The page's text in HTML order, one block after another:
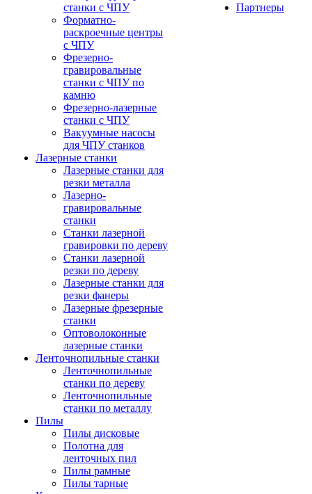
станки с ЧПУ
Форматно-
раскроечные центры
с ЧПУ
Фрезерно-
гравировальные
станки с ЧПУ по
камню
Фрезерно-лазерные
станки с ЧПУ
Вакуумные насосы
для ЧПУ станков
Лазерные станки
Лазерные станки для
резки металла
Лазерно-
гравировальные
станки
Станки лазерной
гравировки по дереву
Станки лазерной
резки по дереву
Лазерные станки для
резки фанеры
Лазерные фрезерные
станки
Оптоволоконные
лазерные станки
Ленточнопильные станки
Ленточнопильные
станки по дереву
Ленточнопильные
станки по металлу
Пилы
Пилы дисковые
Полотна для
ленточных пил
Пилы рамные
Пилы тарные
Партнеры